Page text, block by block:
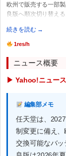
欧州で販売する一部
良版へ順次切り替え
続きを読む →
1res/h
ニュース概要
▶ Yahoo!ニュー
編集部メモ
任天堂は、
制変更に備え
交換可能なバ